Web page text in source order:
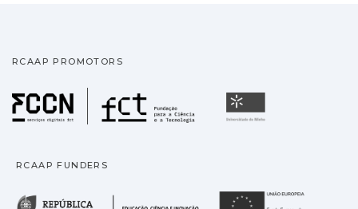
RCAAP PROMOTORS
Fundação para a
RCAAP FUNDERS
República Portuguesa